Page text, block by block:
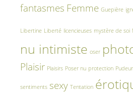
fantasmes Femme Guepière
Libertine Liberté licencieuses mystère de soi
nu intimiste oser
Plaisir Plaisirs Poser nu protection Pudeur
sentiments sexy Tentation